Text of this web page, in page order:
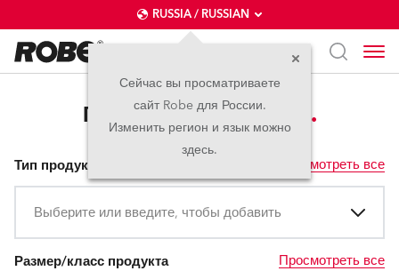
RUSSIA / RUSSIAN
Сейчас вы просматриваете
сайт Robe для России.
Изменить регион и язык можно
здесь.
Гибридные Приборы
Тип продукта
Выберите или введите, чтобы добавить
Просмотреть все
Размер/класс продукта Просмотреть все